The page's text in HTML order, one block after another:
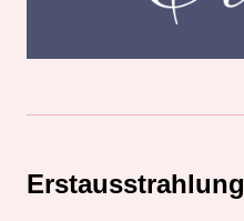
Erstausstrahlung